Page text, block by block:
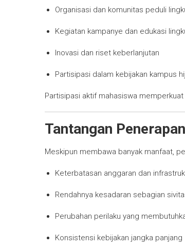
Organisasi dan komunitas peduli
Kegiatan kampanye dan edukasi
Inovasi dan riset keberlanjutan
Partisipasi dalam kebijakan kampus
Partisipasi aktif mahasiswa
Tantangan
Meskipun membawa banyak manfaat,
Keterbatasan anggaran dan
Rendahnya kesadaran sebagian
Perubahan perilaku yang
Konsistensi kebijakan jangka panjang